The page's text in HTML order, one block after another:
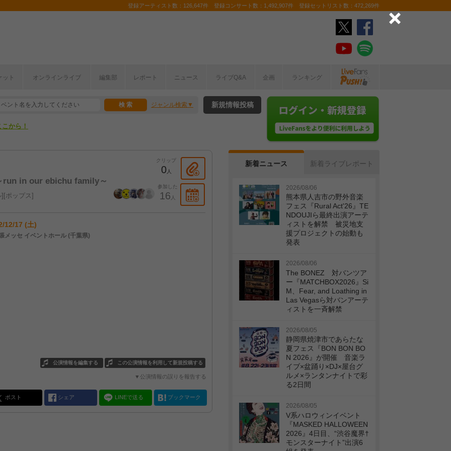
登録アーティスト数：126,647件 登録コンサート数：1,492,907件 登録セットリスト数：472,269件
ット オンラインライブ 編集部 レポート ニュース ライブQ&A 企画 ランキング
ジャンル検索
半期編発表！
から！
新規情報投稿
run in our ebichu family～
クリップ
0人
参加した
16 人
ポップス
12/17 (土)
メッセ イベントホール (千葉県)
この公演情報を利用して新規投稿する
公演情報を編集する
▼公演情報の誤りを報告する
ポスト シェア LINEで送る ブックマーク
新着ニュース 新着ライブレポート
2026/08/06
熊本県人吉市の野外音楽
フェス『Rural Act'26』TE
NDOUJIら最終出演アーテ
ィストを解禁 被災地支
援プロジェクトの始動も
発表
2026/08/06
The BONEZ 対バンツア
ー『MATCHBOX2026』Si
M、Fear, and Loathing in
Las Vegasら対バンアーテ
ィストを一斉解禁
2026/08/05
静岡県焼津市であらたな
夏フェス『BON BON BO
N 2026』が開催 音楽ラ
イブ×盆踊り×DJ×屋台グ
ルメ×ランタンナイトで彩
る2日間
2026/08/05
V系ハロウィンイベント
『MASKED HALLOWEEN
2026』4日目、“渋谷魔界†
モンスターナイト”出演6